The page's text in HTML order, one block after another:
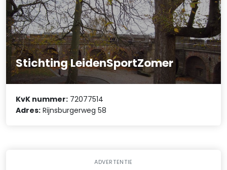
Stichting LeidenSportZomer
KvK nummer: 72077514
Adres: Rijnsburgerweg 58
ADVERTENTIE